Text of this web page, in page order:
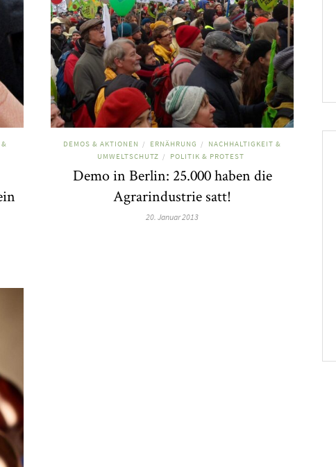
DEMOS & AKTIONEN / ERNÄHRUNG /
NACHHALTIGKEIT &
UMWELTSCHUTZ / POLITIK & PROTEST
Demo in Berlin: 25.000 haben die
Agrarindustrie satt!
20. Januar 2013